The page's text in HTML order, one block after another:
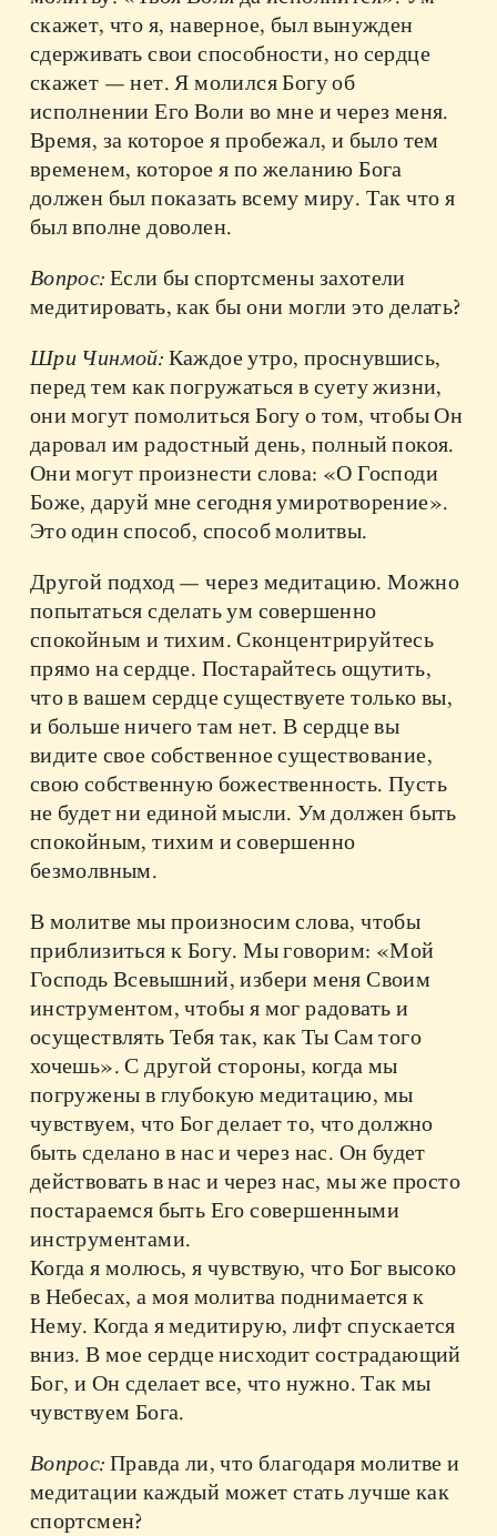
скажет, что я, наверное, был вынужден
сдерживать свои способности, но сердце
скажет — нет. Я молился Богу об
исполнении Его Воли во мне и через меня.
Время, за которое я пробежал, и было тем
временем, которое я по желанию Бога
должен был показать всему миру. Так что я
был вполне доволен.
Вопрос:Если бы спортсмены захотели
медитировать, как бы они могли это делать?
Шри Чинмой:Каждое утро, проснувшись,
перед тем как погружаться в суету жизни,
они могут помолиться Богу о том, чтобы Он
даровал им радостный день, полный покоя.
Они могут произнести слова: «О Господи
Боже, даруй мне сегодня умиротворение».
Это один способ, способ молитвы.
Другой подход — через медитацию. Можно
попытаться сделать ум совершенно
спокойным и тихим. Сконцентрируйтесь
прямо на сердце. Постарайтесь ощутить,
что в вашем сердце существуете только вы,
и больше ничего там нет. В сердце вы
видите свое собственное существование,
свою собственную божественность. Пусть
не будет ни единой мысли. Ум должен быть
спокойным, тихим и совершенно
безмолвным.
В молитве мы произносим слова, чтобы
приблизиться к Богу. Мы говорим: «Мой
Господь Всевышний, избери меня Своим
инструментом, чтобы я мог радовать и
осуществлять Тебя так, как Ты Сам того
хочешь». С другой стороны, когда мы
погружены в глубокую медитацию, мы
чувствуем, что Бог делает то, что должно
быть сделано в нас и через нас. Он будет
действовать в нас и через нас, мы же просто
постараемся быть Его совершенными
инструментами.
Когда я молюсь, я чувствую, что Бог высоко
в Небесах, а моя молитва поднимается к
Нему. Когда я медитирую, лифт спускается
вниз. В мое сердце нисходит сострадающий
Бог, и Он сделает все, что нужно. Так мы
чувствуем Бога.
Вопрос:Правда ли, что благодаря молитве и
медитации каждый может стать лучше как
спортсмен?